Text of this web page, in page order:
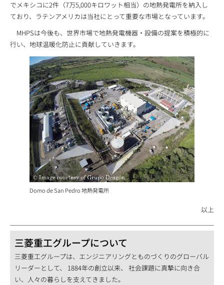
でメキシコに2件（7万5,000キロワット相当）の地熱発電所を納入し
ており、ラテンアメリカは当社にとって重要な市場となっています。
MHPSは今後も、世界市場で地熱発電機器・設備の提案を積極的に
行い、地球温暖化防止に貢献していきます。
Domo de San Pedro 地熱発電所
以上
三菱重工グループについて
三菱重工グループは、エンジニアリングとものづくりのグローバル
リーダーとして、 1884年の創立以来、 社会課題に真摯に向き合
い、人々の暮らしを支えてきました。